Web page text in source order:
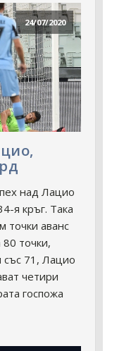
24/07/2020
над Лацио
я кръг. Така
точки аванс
точки,
със 71, Лацио
четири
госпожа